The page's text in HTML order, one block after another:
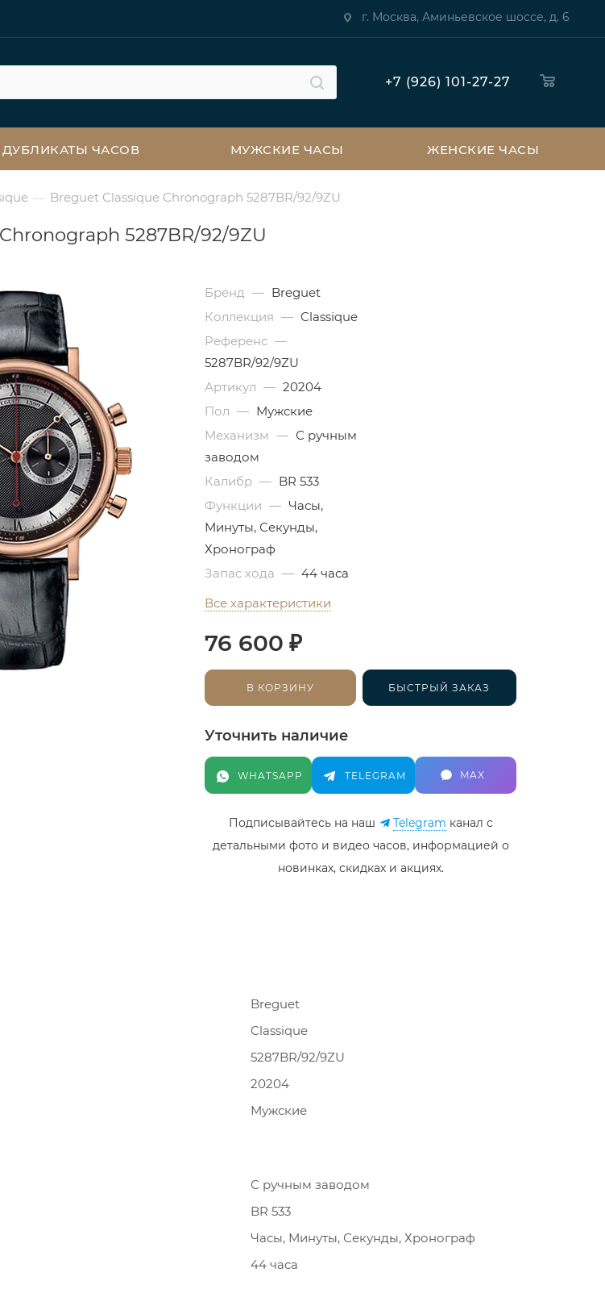
г. Москва, Аминьевское шоссе, д. 6
+7 (926) 101-27-27
ДУБЛИКАТЫ ЧАСОВ МУЖСКИЕ ЧАСЫ ЖЕНСКИЕ ЧАСЫ
— Breguet Classique Chronograph 5287BR/92/9ZU
5287BR/92/9ZU
Бренд — Breguet
Коллекция — Classique
Референс —
5287BR/92/9ZU
Артикул — 20204
Пол — Мужские
Механизм — С ручным
заводом
Калибр — BR 533
Функции — Часы,
Минуты, Секунды,
Хронограф
Запас хода — 44 часа
Все характеристики
76 600 ₽
В КОРЗИНУ БЫСТРЫЙ ЗАКАЗ
Уточнить наличие
WHATSAPP TELEGRAM MAX
Подписывайтесь на наш Telegram канал c
детальными фото и видео часов, информацией о
новинках, скидках и акциях.
Breguet
Classique
5287BR/92/9ZU
20204
Мужские
С ручным заводом
BR 533
Часы, Минуты, Секунды, Хронограф
44 часа